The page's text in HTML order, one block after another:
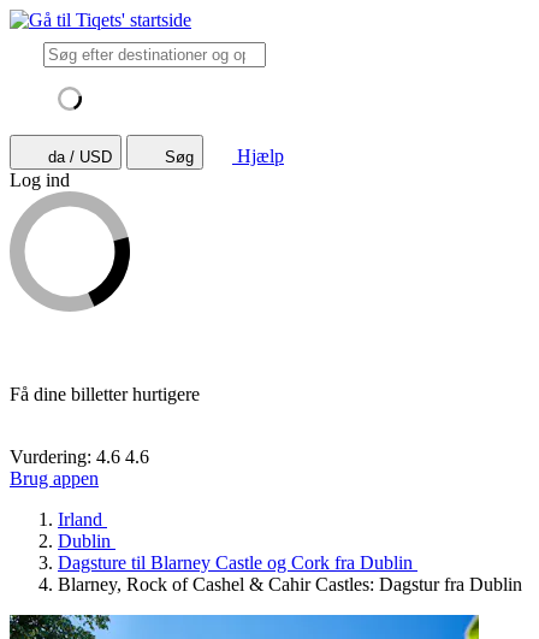
da / USD Søg
Hjælp
Log ind
Få dine billetter hurtigere
Vurdering: 4.6 4.6
Brug appen
Irland
Dublin
Dagsture til Blarney Castle og Cork fra Dublin
Blarney, Rock of Cashel & Cahir Castles: Dagstur fra Dublin